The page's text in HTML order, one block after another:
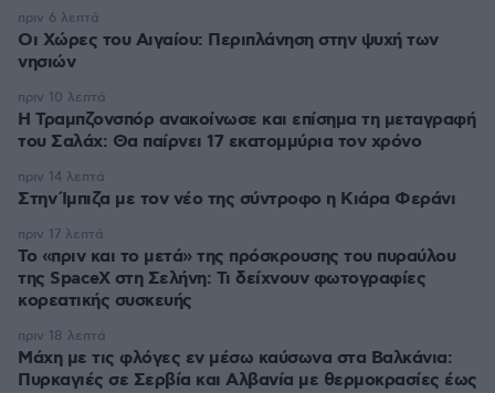
Οι Xώρες του Αιγαίου: Περιπλάνηση στην ψυχή των
νησιών
πριν 6 λεπτά
Η Τραμπζονσπόρ ανακοίνωσε και επίσημα τη μεταγραφή
του Σαλάχ: Θα παίρνει 17 εκατομμύρια τον χρόνο
πριν 10 λεπτά
Στην Ίμπιζα με τον νέο της σύντροφο η Κιάρα Φεράνι
πριν 14 λεπτά
Το «πριν και το μετά» της πρόσκρουσης του πυραύλου
της SpaceX στη Σελήνη: Τι δείχνουν φωτογραφίες
κορεατικής συσκευής
πριν 17 λεπτά
Μάχη με τις φλόγες εν μέσω καύσωνα στα Βαλκάνια:
Πυρκαγιές σε Σερβία και Αλβανία με θερμοκρασίες έως
πριν 18 λεπτά